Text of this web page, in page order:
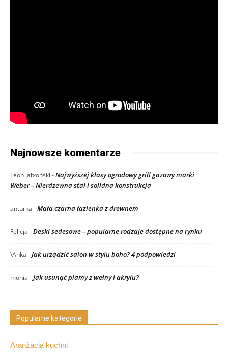
Najnowsze komentarze
Leon Jabłoński -Najwyższej klasy ogrodowy grill gazowy marki
Weber – Nierdzewna stal i solidna konstrukcja
anturka -Mała czarna łazienka z drewnem
Felicja -Deski sedesowe – popularne rodzaje dostępne na rynku
\Anka -Jak urządzić salon w stylu boho? 4 podpowiedzi
monia -Jak usunąć plamy z wełny i akrylu?
Popularne kategorie
Aranżacja kuchni